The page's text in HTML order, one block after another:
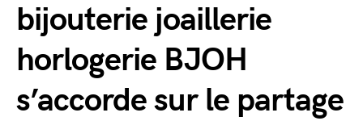
bijouterie joaillerie
horlogerie BJOH
s’accorde sur le partage